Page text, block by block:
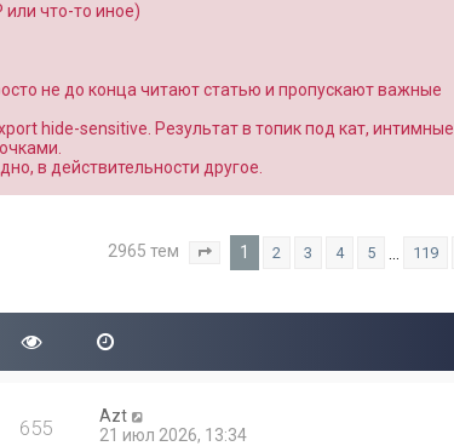
или что-то иное)
не до конца читают статью и пропускают важные
hide-sensitive. Результат в топик под кат, интимные
в действительности другое.
2965 тем Страница из 119
1 2 3 4 5 119
655
Azt
21 июл 2026, 13:34